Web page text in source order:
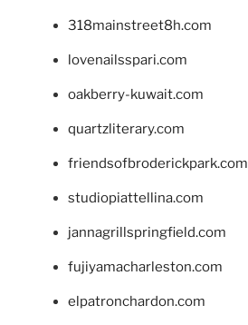
318mainstreet8h.com
lovenailsspari.com
oakberry-kuwait.com
quartzliterary.com
friendsofbroderickpark.com
studiopiattellina.com
jannagrillspringfield.com
fujiyamacharleston.com
elpatronchardon.com